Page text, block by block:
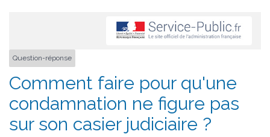
Question-réponse
Comment faire pour qu'une
condamnation ne figure pas
sur son casier judiciaire ?